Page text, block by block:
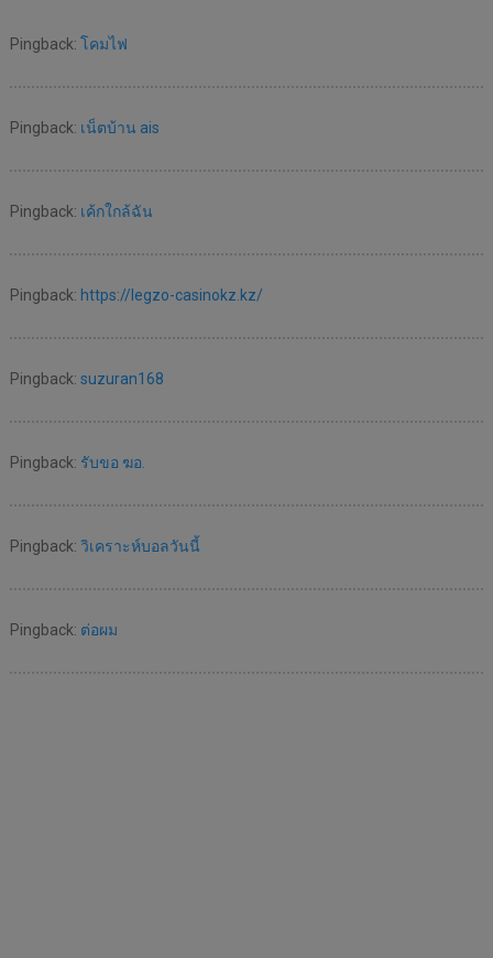
Pingback: โคมไฟ
Pingback: เน็ตบ้าน ais
Pingback: เค้กใกล้ฉัน
Pingback: https://legzo-casinokz.kz/
Pingback: suzuran168
Pingback: รับขอ ฆอ.
Pingback: วิเคราะห์บอลวันนี้
Pingback: ต่อผม